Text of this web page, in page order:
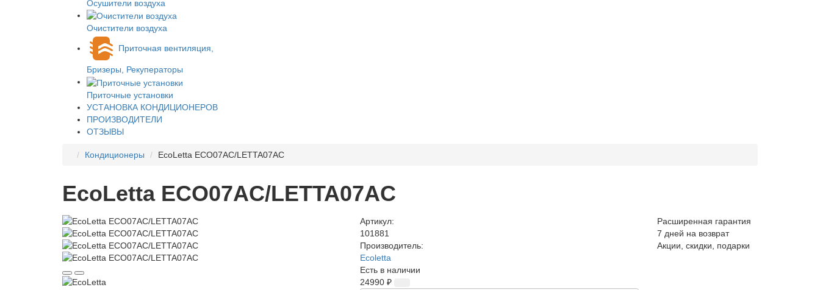
Осушители воздуха
Очистители воздуха
Приточная вентиляция,
Бризеры, Рекуператоры
Приточные установки
УСТАНОВКА КОНДИЦИОНЕРОВ
ПРОИЗВОДИТЕЛИ
ОТЗЫВЫ
Кондиционеры EcoLetta ECO07AС/LETTA07AС
EcoLetta ECO07AС/LETTA07AС
Артикул:
101881
Производитель:
Ecoletta
Есть в наличии
24990 ₽
Расширенная гарантия
7 дней на возврат
Акции, скидки, подарки